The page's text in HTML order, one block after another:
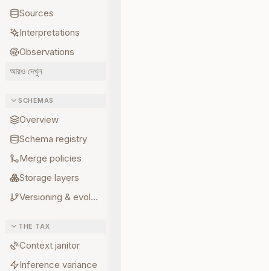
Sources
Interpretations
Observations
আরও দেখুন
SCHEMAS
Overview
Schema registry
Merge policies
Storage layers
Versioning & evolution
THE TAX
Context janitor
Inference variance